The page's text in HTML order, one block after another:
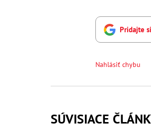
Pridajte
Nahlásiť chybu
SÚVISIACE